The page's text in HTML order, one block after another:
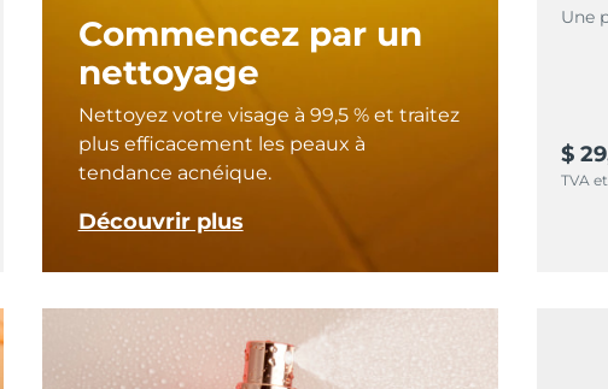
Commencez par un
nettoyage
Nettoyez votre visage à 99,5 % et traitez
plus efficacement les peaux à
tendance acnéique.
Découvrir plus
Une
$
TVA